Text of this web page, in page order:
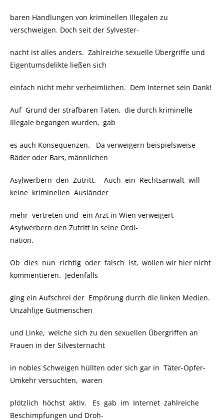
baren Handlungen von kriminellen Illegalen zu
verschweigen. Doch seit der Sylvester-
nacht ist alles anders. Zahlreiche sexuelle Übergriffe und
Eigentumsdelikte ließen sich
einfach nicht mehr verheimlichen. Dem Internet sein Dank!
Auf Grund der strafbaren Taten, die durch kriminelle
Illegale begangen wurden, gab
es auch Konsequenzen. Da verweigern beispielsweise
Bäder oder Bars, männlichen
Asylwerbern den Zutritt. Auch ein Rechtsanwalt will
keine kriminellen Ausländer
mehr vertreten und ein Arzt in Wien verweigert
Asylwerbern den Zutritt in seine Ordi-
nation.
Ob dies nun richtig oder falsch ist, wollen wir hier nicht
kommentieren. Jedenfalls
ging ein Aufschrei der Empörung durch die linken Medien.
Unzählige Gutmenschen
und Linke, welche sich zu den sexuellen Übergriffen an
Frauen in der Silvesternacht
in nobles Schweigen hüllten oder sich gar in Täter-Opfer-
Umkehr versuchten, waren
plötzlich höchst aktiv. Es gab im Internet zahlreiche
Beschimpfungen und Droh-